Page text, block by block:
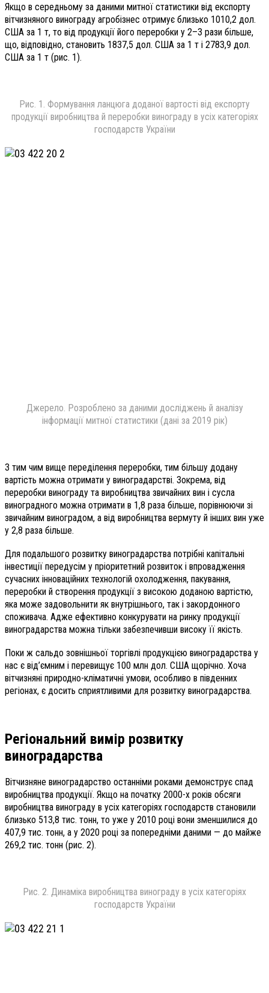
Якщо в середньому за даними митної статистики від експорту
вітчизняного винограду агробізнес отримує близько 1010,2 дол.
США за 1 т, то від продукції його переробки у 2–3 рази більше,
що, відповідно, становить 1837,5 дол. США за 1 т і 2783,9 дол.
США за 1 т (рис. 1).
Рис. 1. Формування ланцюга доданої вартості від експорту
продукції виробництва й переробки винограду в усіх категоріях
господарств України
Джерело. Розроблено за даними досліджень й аналізу
інформації митної статистики (дані за 2019 рік)
З тим чим вище переділення переробки, тим більшу додану
вартість можна отримати у виноградарстві. Зокрема, від
переробки винограду та виробництва звичайних вин і сусла
виноградного можна отримати в 1,8 раза більше, порівнюючи зі
звичайним виноградом, а від виробництва вермуту й інших вин уже
у 2,8 раза більше.
Для подальшого розвитку виноградарства потрібні капітальні
інвестиції передусім у пріоритетний розвиток і впровадження
сучасних інноваційних технологій охолодження, пакування,
переробки й створення продукції з високою доданою вартістю,
яка може задовольнити як внутрішнього, так і закордонного
споживача. Адже ефективно конкурувати на ринку продукції
виноградарства можна тільки забезпечивши високу її якість.
Поки ж сальдо зовнішньої торгівлі продукцією виноградарства у
нас є від’ємним і перевищує 100 млн дол. США щорічно. Хоча
вітчизняні природно-кліматичні умови, особливо в південних
регіонах, є досить сприятливими для розвитку виноградарства.
Регіональний вимір розвитку
виноградарства
Вітчизняне виноградарство останніми роками демонструє спад
виробництва продукції. Якщо на початку 2000-х років обсяги
виробництва винограду в усіх категоріях господарств становили
близько 513,8 тис. тонн, то уже у 2010 році вони зменшилися до
407,9 тис. тонн, а у 2020 році за попередніми даними — до майже
269,2 тис. тонн (рис. 2).
Рис. 2. Динаміка виробництва винограду в усіх категоріях
господарств України